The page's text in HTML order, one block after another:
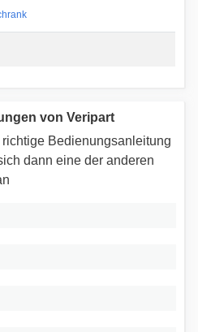
von Veripart
Bedienungsanleitung
dann eine der anderen